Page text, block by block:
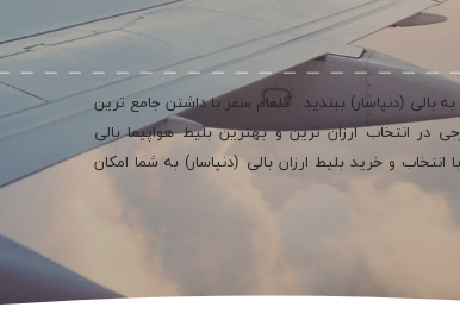
بالی (دنپاسار) ببندید . گلفام سفر با داشتن جامع ترین
بیش از 800 ایرلاین داخلی و خارجی در انتخاب ارزان ترین و بهترین بلیط هواپیما بالی
و خرید بلیط ارزان بالی (دنپاسار) به شما امکان